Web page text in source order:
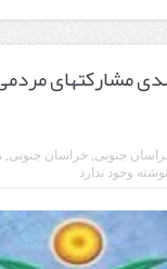
97 درصدی مشارکتهای
جنوبی خراسان جنوبی
وجود ندارد